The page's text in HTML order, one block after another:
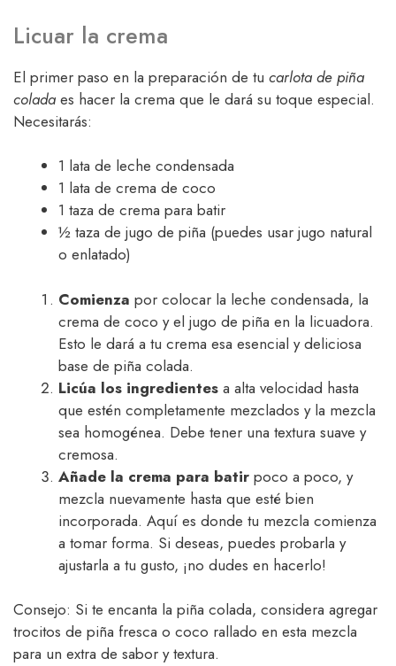
Licuar la crema
El primer paso en la preparación de tu carlota de piña
colada es hacer la crema que le dará su toque especial.
Necesitarás:
1 lata de leche condensada
1 lata de crema de coco
1 taza de crema para batir
½ taza de jugo de piña (puedes usar jugo natural
o enlatado)
Comienza por colocar la leche condensada, la
crema de coco y el jugo de piña en la licuadora.
Esto le dará a tu crema esa esencial y deliciosa
base de piña colada.
Licúa los ingredientes a alta velocidad hasta
que estén completamente mezclados y la mezcla
sea homogénea. Debe tener una textura suave y
cremosa.
Añade la crema para batir poco a poco, y
mezcla nuevamente hasta que esté bien
incorporada. Aquí es donde tu mezcla comienza
a tomar forma. Si deseas, puedes probarla y
ajustarla a tu gusto, ¡no dudes en hacerlo!
Consejo: Si te encanta la piña colada, considera agregar
trocitos de piña fresca o coco rallado en esta mezcla
para un extra de sabor y textura.